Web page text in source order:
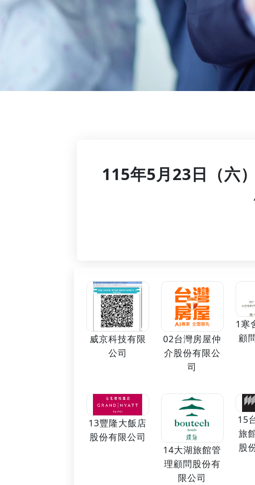
115年5月23日（六
威京科技有限
公司
02台灣房屋仲
介股份有限公
司
1寒
顧
13豐隆大飯店
股份有限公司
14大湖旅館管
理顧問股份有
限公司
15
旅
股